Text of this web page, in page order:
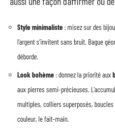
Style minimaliste : misez sur des
l’argent s’invitent sans bruit. Bague
déborde.
Look bohème : donnez la priorité aux
aux pierres semi-précieuses.
multiples, colliers superposés, boucles
couleur, le fait-main.